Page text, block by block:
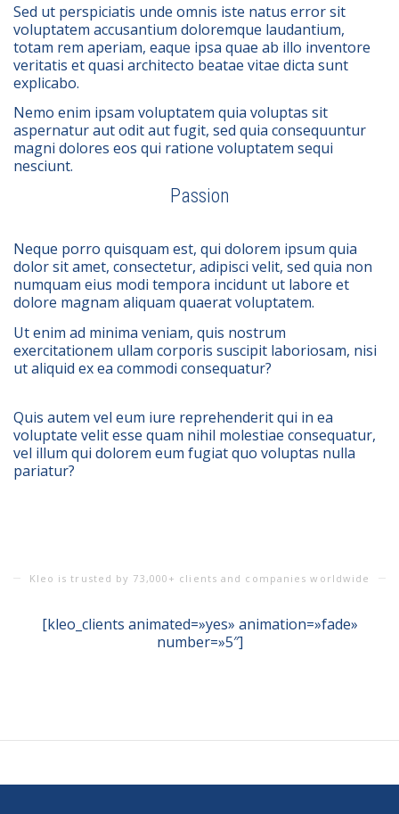
Sed ut perspiciatis unde omnis iste natus error sit
voluptatem accusantium doloremque laudantium,
totam rem aperiam, eaque ipsa quae ab illo inventore
veritatis et quasi architecto beatae vitae dicta sunt
explicabo.
Nemo enim ipsam voluptatem quia voluptas sit
aspernatur aut odit aut fugit, sed quia consequuntur
magni dolores eos qui ratione voluptatem sequi
nesciunt.
Passion
Neque porro quisquam est, qui dolorem ipsum quia
dolor sit amet, consectetur, adipisci velit, sed quia non
numquam eius modi tempora incidunt ut labore et
dolore magnam aliquam quaerat voluptatem.
Ut enim ad minima veniam, quis nostrum
exercitationem ullam corporis suscipit laboriosam, nisi
ut aliquid ex ea commodi consequatur?
Quis autem vel eum iure reprehenderit qui in ea
voluptate velit esse quam nihil molestiae consequatur,
vel illum qui dolorem eum fugiat quo voluptas nulla
pariatur?
Kleo is trusted by 73,000+ clients and companies worldwide
[kleo_clients animated=»yes» animation=»fade»
number=»5″]